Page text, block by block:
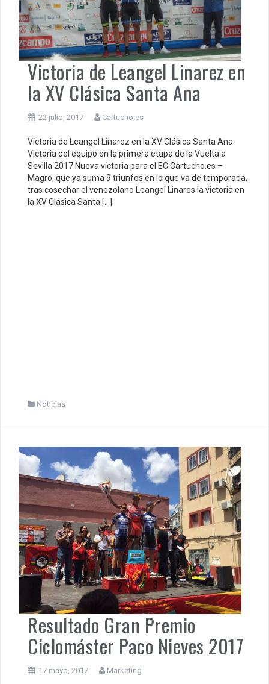
Victoria de Leangel Linarez en
la XV Clásica Santa Ana
22 julio, 2017 Cartucho.es
Victoria de Leangel Linarez en la XV Clásica Santa Ana
Victoria del equipo en la primera etapa de la Vuelta a
Sevilla 2017 Nueva victoria para el EC Cartucho.es –
Magro, que ya suma 9 triunfos en lo que va de temporada,
tras cosechar el venezolano Leangel Linares la victoria en
la XV Clásica Santa […]
Noticias
Resultado Gran Premio
Ciclomáster Paco Nieves 2017
17 mayo, 2017 Marketing